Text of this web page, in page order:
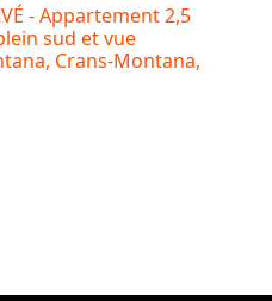
- Appartement 2,5
sud et vue
Crans-Montana,